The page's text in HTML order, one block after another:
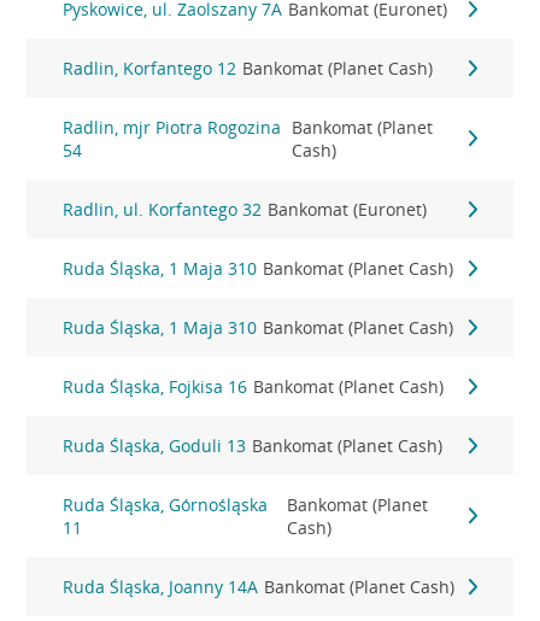
Pyskowice, ul. Zaolszany 7A Bankomat (Euronet)
Radlin, Korfantego 12 Bankomat (Planet Cash)
Radlin, mjr Piotra Rogozina
54
Bankomat (Planet
Cash)
Radlin, ul. Korfantego 32 Bankomat (Euronet)
Ruda Śląska, 1 Maja 310 Bankomat (Planet Cash)
Ruda Śląska, 1 Maja 310 Bankomat (Planet Cash)
Ruda Śląska, Fojkisa 16 Bankomat (Planet Cash)
Ruda Śląska, Goduli 13 Bankomat (Planet Cash)
Ruda Śląska, Górnośląska
11
Bankomat (Planet
Cash)
Ruda Śląska, Joanny 14A Bankomat (Planet Cash)